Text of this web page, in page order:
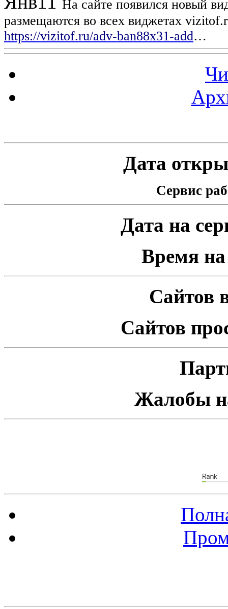
На сайте появился новый
размещаются во всех виджетах
https://vizitof.ru/adv-ban88x31-add…
Дата
Сервис
Дата на
Время на
Сайтов
Сайтов
Жалобы